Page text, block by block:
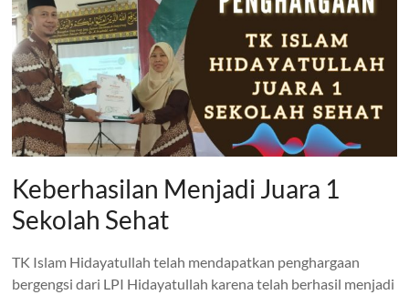
Keberhasilan Menjadi Juara 1
Sekolah Sehat
TK Islam Hidayatullah telah mendapatkan penghargaan
bergengsi dari LPI Hidayatullah karena telah berhasil menjadi